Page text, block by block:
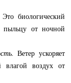
Это биологический
пыльцу от ночной
Ветер ускоряет
влагой воздух от